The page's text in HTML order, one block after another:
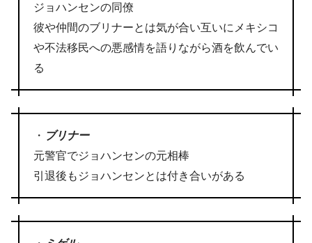
ジョハンセンの同僚
彼や仲間のブリナーとは気が合い互いにメキシコ
や不法移民への悪感情を語りながら酒を飲んでい
る
・ ブリナー
元警官でジョハンセンの元相棒
引退後もジョハンセンとは付き合いがある